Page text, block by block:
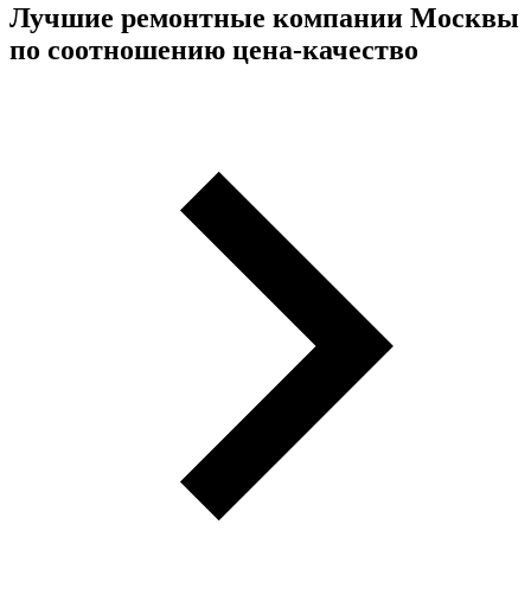
Лучшие ремонтные компании Москвы
по соотношению цена-качество